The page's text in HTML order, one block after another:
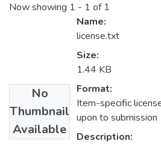
Now showing 1 - 1 of 1
No
Thumbnail
Available
Name:
license.txt
Size:
1.44 KB
Format:
Item-specific
upon to submission
Description: